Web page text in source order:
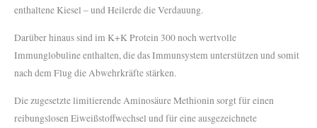
enthaltene Kiesel – und Heilerde die Verdauung.
Darüber hinaus sind im K+K Protein 300 noch wertvolle
Immunglobuline enthalten, die das Immunsystem unterstützen und somit
nach dem Flug die Abwehrkräfte stärken.
Die zugesetzte limitierende Aminosäure Methionin sorgt für einen
reibungslosen Eiweißstoffwechsel und für eine ausgezeichnete